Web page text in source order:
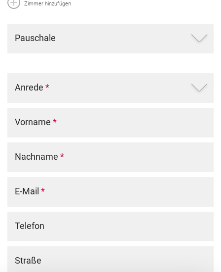
Zimmer hinzufügen
Pauschale
Anrede *
Vorname *
Nachname *
E-Mail *
Telefon
Straße